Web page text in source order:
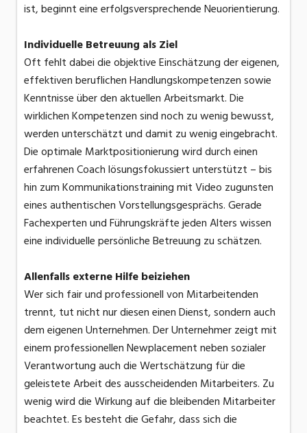
ist, beginnt eine erfolgsversprechende Neuorientierung.
Individuelle Betreuung als Ziel
Oft fehlt dabei die objektive Einschätzung der eigenen,
effektiven beruflichen Handlungskompetenzen sowie
Kenntnisse über den aktuellen Arbeitsmarkt. Die
wirklichen Kompetenzen sind noch zu wenig bewusst,
werden unterschätzt und damit zu wenig eingebracht.
Die optimale Marktpositionierung wird durch einen
erfahrenen Coach lösungsfokussiert unterstützt – bis
hin zum Kommunikationstraining mit Video zugunsten
eines authentischen Vorstellungsgesprächs. Gerade
Fachexperten und Führungskräfte jeden Alters wissen
eine individuelle persönliche Betreuung zu schätzen.
Allenfalls externe Hilfe beiziehen
Wer sich fair und professionell von Mitarbeitenden
trennt, tut nicht nur diesen einen Dienst, sondern auch
dem eigenen Unternehmen. Der Unternehmer zeigt mit
einem professionellen Newplacement neben sozialer
Verantwortung auch die Wertschätzung für die
geleistete Arbeit des ausscheidenden Mitarbeiters. Zu
wenig wird die Wirkung auf die bleibenden Mitarbeiter
beachtet. Es besteht die Gefahr, dass sich die